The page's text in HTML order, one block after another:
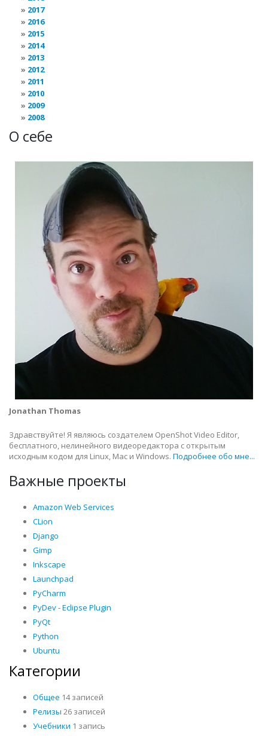
2017
2016
2015
2014
2013
2012
2011
2010
2009
2008
О себе
Jonathan Thomas
Здравствуйте! Я являюсь создателем OpenShot Video Editor,
бесплатного, нелинейного видеоредактора с открытым
исходным кодом для Linux, Mac и Windows. Подробнее обо мне...
Важные проекты
Amazon Web Services
CLion
Django
Gimp
Inkscape
Launchpad
PyCharm
PyDev - Eclipse Plugin
PyQt
Python
Ubuntu
Категории
Общее 14 записей
Релизы 26 записей
Учебники 1 запись